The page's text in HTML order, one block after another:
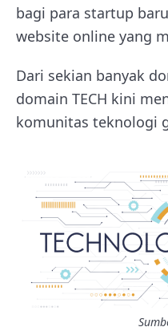
bagi para startup
website online yang
Dari sekian banyak
domain TECH kini
komunitas teknologi